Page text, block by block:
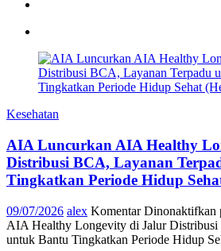
Kesehatan
AIA Luncurkan AIA Healthy
Distribusi BCA, Layanan
Tingkatkan Periode Hidup
09/07/2026 alex Komentar Dinonaktifkan
AIA Healthy Longevity di Jalur Distribusi
untuk Bantu Tingkatkan Periode Hidup